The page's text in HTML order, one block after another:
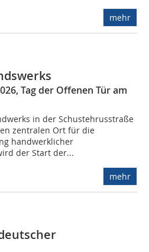
mehr
Tag der Offenen Tür am
in der Schustehrusstraße
zentralen Ort für die
handwerklicher
der Start der...
mehr